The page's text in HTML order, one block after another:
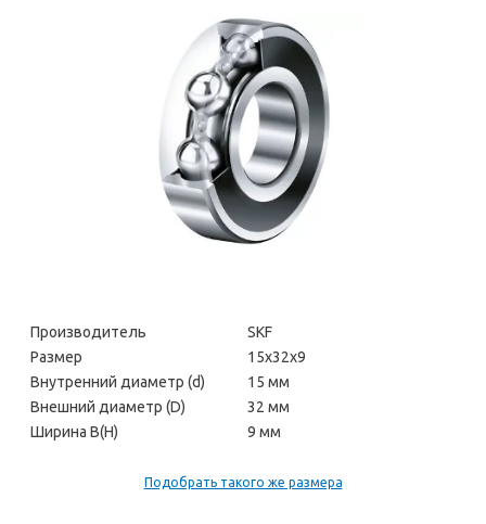
Производитель
SKF
Размер
15х32х9
Внутренний диаметр (d)
15 мм
Внешний диаметр (D)
32 мм
Ширина В(H)
9 мм
Подобрать такого же размера